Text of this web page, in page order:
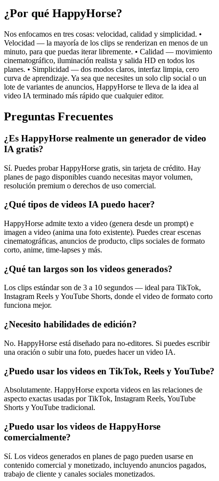
¿Por qué HappyHorse?
Nos enfocamos en tres cosas: velocidad, calidad y simplicidad. •
Velocidad — la mayoría de los clips se renderizan en menos de un
minuto, para que puedas iterar libremente. • Calidad — movimiento
cinematográfico, iluminación realista y salida HD en todos los
planes. • Simplicidad — dos modos claros, interfaz limpia, cero
curva de aprendizaje. Ya sea que necesites un solo clip social o un
lote de variantes de anuncios, HappyHorse te lleva de la idea al
video IA terminado más rápido que cualquier editor.
Preguntas Frecuentes
¿Es HappyHorse realmente un generador de video
IA gratis?
Sí. Puedes probar HappyHorse gratis, sin tarjeta de crédito. Hay
planes de pago disponibles cuando necesitas mayor volumen,
resolución premium o derechos de uso comercial.
¿Qué tipos de videos IA puedo hacer?
HappyHorse admite texto a video (genera desde un prompt) e
imagen a video (anima una foto existente). Puedes crear escenas
cinematográficas, anuncios de producto, clips sociales de formato
corto, anime, time-lapses y más.
¿Qué tan largos son los videos generados?
Los clips estándar son de 3 a 10 segundos — ideal para TikTok,
Instagram Reels y YouTube Shorts, donde el video de formato corto
funciona mejor.
¿Necesito habilidades de edición?
No. HappyHorse está diseñado para no-editores. Si puedes escribir
una oración o subir una foto, puedes hacer un video IA.
¿Puedo usar los videos en TikTok, Reels y YouTube?
Absolutamente. HappyHorse exporta videos en las relaciones de
aspecto exactas usadas por TikTok, Instagram Reels, YouTube
Shorts y YouTube tradicional.
¿Puedo usar los videos de HappyHorse
comercialmente?
Sí. Los videos generados en planes de pago pueden usarse en
contenido comercial y monetizado, incluyendo anuncios pagados,
trabajo de cliente y canales sociales monetizados.